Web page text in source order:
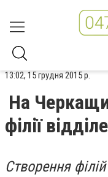
13:02, 15 грудня 2015 р.
На
філії
Створення